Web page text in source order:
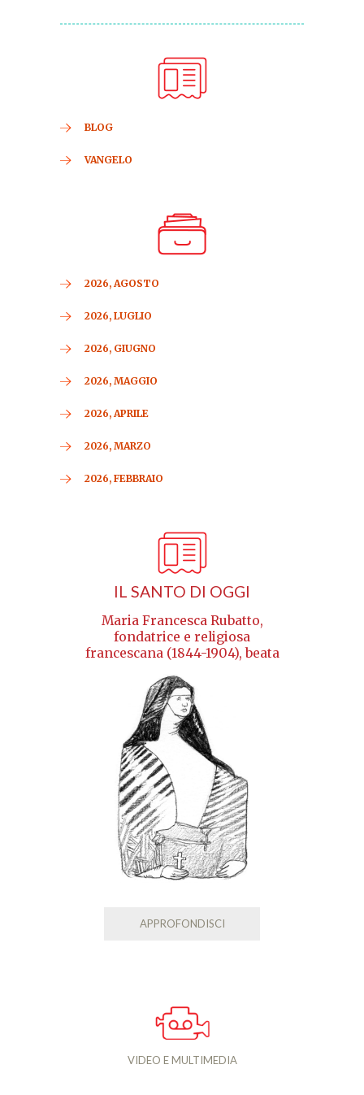
BLOG
VANGELO
2026, AGOSTO
2026, LUGLIO
2026, GIUGNO
2026, MAGGIO
2026, APRILE
2026, MARZO
2026, FEBBRAIO
IL SANTO DI OGGI
Maria Francesca Rubatto,
fondatrice e religiosa
francescana (1844-1904), beata
APPROFONDISCI
VIDEO E MULTIMEDIA